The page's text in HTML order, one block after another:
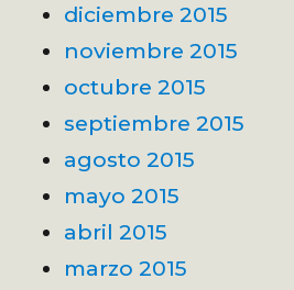
diciembre 2015
noviembre 2015
octubre 2015
septiembre 2015
agosto 2015
mayo 2015
abril 2015
marzo 2015